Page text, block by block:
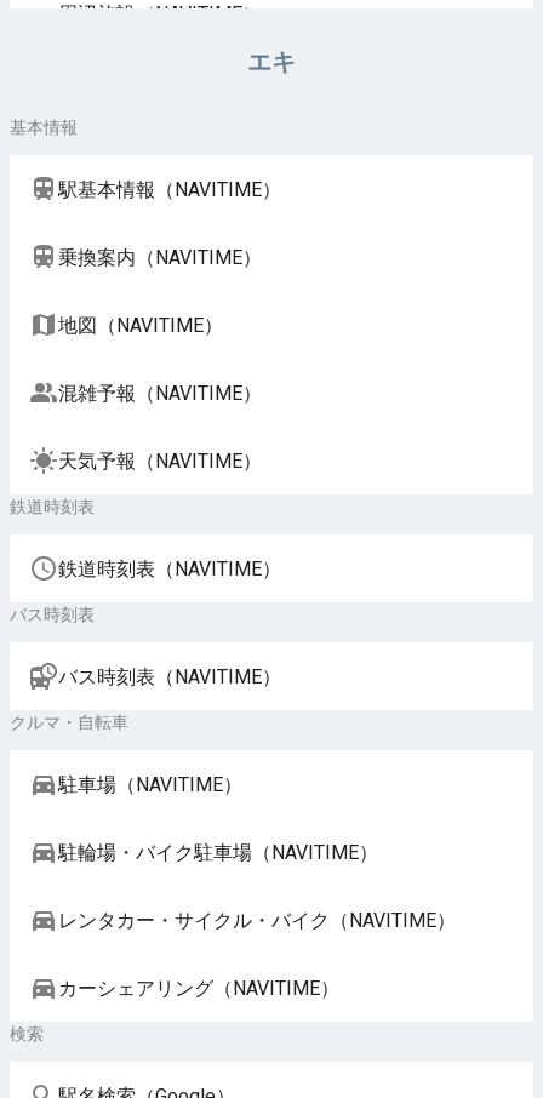
周辺施設（NAVITIME）
エキ
基本情報
駅基本情報（NAVITIME）
乗換案内（NAVITIME）
地図（NAVITIME）
混雑予報（NAVITIME）
天気予報（NAVITIME）
鉄道時刻表
鉄道時刻表（NAVITIME）
バス時刻表
バス時刻表（NAVITIME）
クルマ・自転車
駐車場（NAVITIME）
駐輪場・バイク駐車場（NAVITIME）
レンタカー・サイクル・バイク（NAVITIME）
カーシェアリング（NAVITIME）
検索